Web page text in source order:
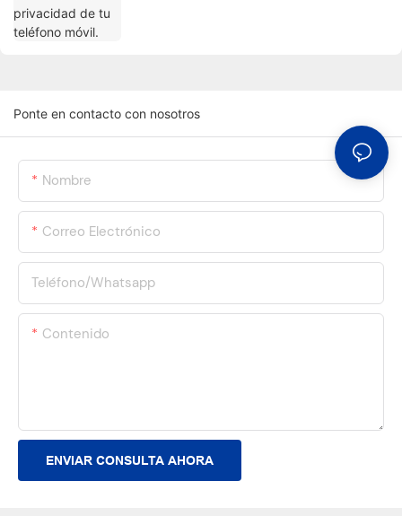
Ponte en contacto con nosotros
Nombre
Correo Electrónico
Teléfono/whatsapp
Contenido
ENVIAR CONSULTA AHORA